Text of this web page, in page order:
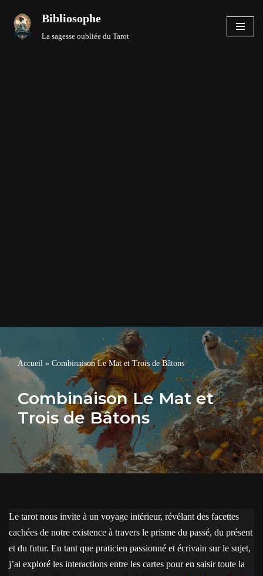
Aller
Bibliosophe
La sagesse oubliée du Tarot
Accueil » Combinaison Le Mat et Trois de Bâtons
Combinaison Le Mat et
Trois de Bâtons
Le tarot nous invite à un voyage intérieur, révélant des facettes
cachées de notre existence à travers le prisme du passé, du présent
et du futur. En tant que praticien passionné et écrivain sur le sujet,
j’ai exploré les interactions entre les cartes pour en saisir toute la